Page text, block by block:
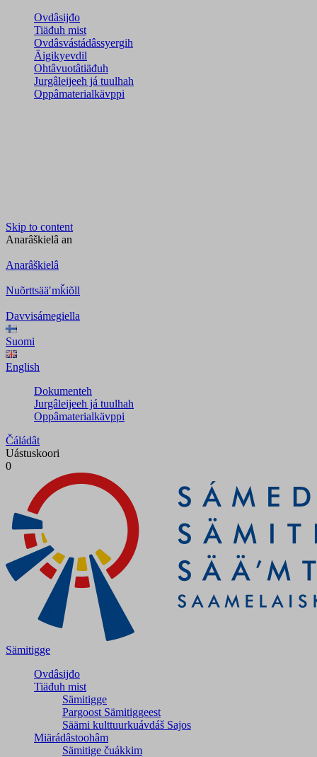
Ovdâsijđo
Tiäđuh mist
Ovdâsvástádâssyergih
Äigikyevdil
Ohtâvuotâtiäđuh
Jurgâleijeeh já tuulhah
Oppâmaterialkävppi
Skip to content
Anarâškielâ an
Anarâškielâ
Nuõrttsääʹmǩiõll
Davvisámegiella
Suomi
English
Dokumenteh
Jurgâleijeeh já tuulhah
Oppâmaterialkävppi
Čáládât
Uástuskoori
0
Sämitigge
Ovdâsijđo
Tiäđuh mist
Sämitigge
Pargoost Sämitiggeest
Säämi kulttuurkuávdáš Sajos
Miärádâstoohâm
Sämitige čuákkim